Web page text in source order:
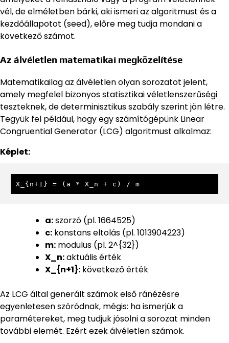
vél, de elméletben bárki, aki ismeri az algoritmust és a
kezdőállapotot (seed), előre meg tudja mondani a
következő számot.
Az álvéletlen matematikai megközelítése
Matematikailag az álvéletlen olyan sorozatot jelent,
amely megfelel bizonyos statisztikai véletlenszerűségi
teszteknek, de determinisztikus szabály szerint jön létre.
Tegyük fel például, hogy egy számítógépünk Linear
Congruential Generator (LCG) algoritmust alkalmaz:
Képlet:
X_{n+1} = (a * X_n + c) / m
a:szorzó (pl. 1664525)
c: konstans eltolás (pl. 1013904223)
m: modulus (pl. 2^{32})
X_n:aktuális érték
X_{n+1}: következő érték
Az LCG által generált számok első ránézésre
egyenletesen szóródnak, mégis: ha ismerjük a
paramétereket, meg tudjuk jósolni a sorozat minden
további elemét. Ezért ezek álvéletlen számok.